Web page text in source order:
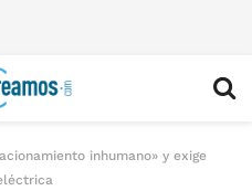
inhumano» y exige